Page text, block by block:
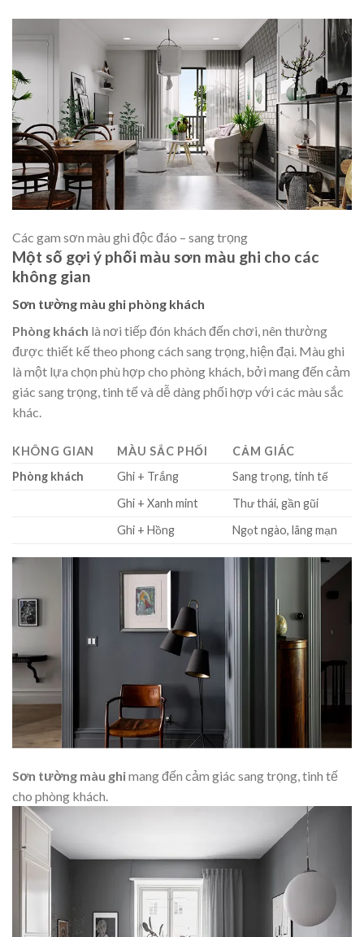
Các gam sơn màu ghi độc đáo – sang trọng
Một số gợi ý phối màu sơn màu ghi cho các
không gian
Sơn tường màu ghi phòng khách
Phòng khách là nơi tiếp đón khách đến chơi, nên thường
được thiết kế theo phong cách sang trọng, hiện đại. Màu ghi
là một lựa chọn phù hợp cho phòng khách, bởi mang đến cảm
giác sang trọng, tinh tế và dễ dàng phối hợp với các màu sắc
khác.
KHÔNG GIAN MÀU SẮC PHỐI
CẢM GIÁC
Phòng khách
Ghi + Trắng
Sang trọng, tinh tế
Ghi + Xanh mint
Thư thái, gần gũi
Ghi + Hồng
Ngọt ngào, lãng mạn
Sơn tường màu ghimang đến cảm giác sang trọng, tinh tế
cho phòng khách.